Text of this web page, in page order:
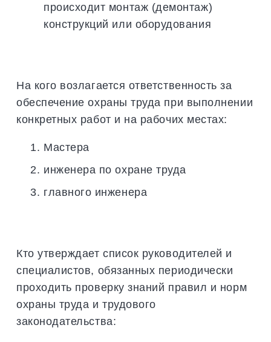
происходит монтаж (демонтаж)
конструкций или оборудования
На кого возлагается ответственность за
обеспечение охраны труда при выполнении
конкретных работ и на рабочих местах:
Мастера
инженера по охране труда
главного инженера
Кто утверждает список руководителей и
специалистов, обязанных периодически
проходить проверку знаний правил и норм
охраны труда и трудового
законодательства: